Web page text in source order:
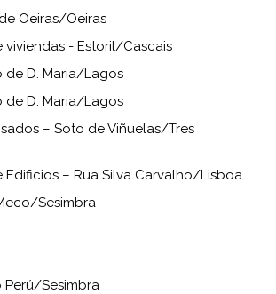
Oeiras/Oeiras
viviendas - Estoril/Cascais
de D. Maria/Lagos
de D. Maria/Lagos
​​– Soto de Viñuelas/Tres
Edificios – Rua Silva Carvalho/Lisboa
Sesimbra
Perú/Sesimbra